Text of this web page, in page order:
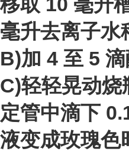
毫升去离子水
B)加 4 至 5 滴
C)轻轻晃动
定管中滴下
液变成玫瑰色